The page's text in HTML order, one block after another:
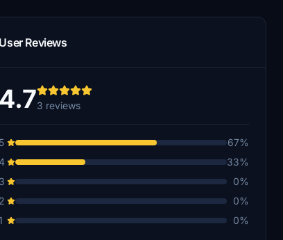
User Reviews
4.73 reviews
5
67%
4
33%
3
0%
2
0%
0%